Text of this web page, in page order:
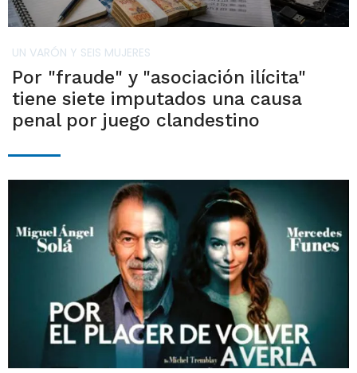
UN VARÓN Y SEIS MUJERES
Por "fraude" y "asociación ilícita"
tiene siete imputados una causa
penal por juego clandestino